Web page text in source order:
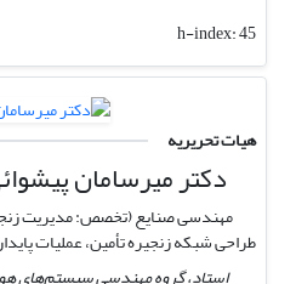
h-index:45
هیات تحریریه
دکتر میرسامان
مهندسی صنایع (تخصص: مدیریت
طراحی شبکه زنجیره تأمین، عملیات